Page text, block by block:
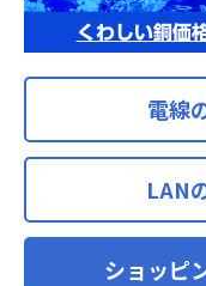
くわしい銅価
電線
LAN
ショッピ